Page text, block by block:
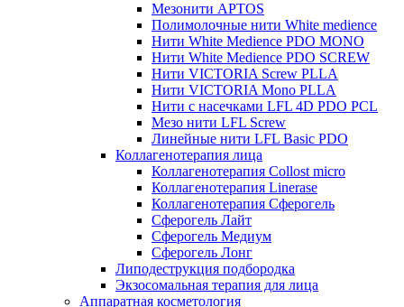
Мезонити APTOS
Полимолочные нити White medience
Нити White Medience PDO MONO
Нити White Medience PDO SCREW
Нити VICTORIA Screw PLLA
Нити VICTORIA Mono PLLA
Нити с насечками LFL 4D PDO PCL
Мезо нити LFL Screw
Линейные нити LFL Basic PDO
Коллагенотерапия лица
Коллагенотерапия Collost micro
Коллагенотерапия Linerase
Коллагенотерапия Сферогель
Сферогель Лайт
Сферогель Медиум
Сферогель Лонг
Липодеструкция подбородка
Экзосомальная терапия для лица
Аппаратная косметология